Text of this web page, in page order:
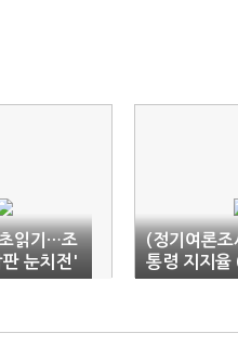
읽기…조
판 눈치전'
(정기여론
통령 지지
취임 후 '최